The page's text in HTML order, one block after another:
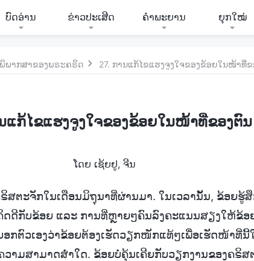
ບົດອ່ານ ຂ່າວປະເສີດ ຄຳພະຍານ ຍຸກໃໝ່
ພາກສາຂອງພຣະຄຣິດ 27. ການແກ້ໄຂແຮງຈູງໃຈຂອງຂ້ອຍໃນໜ້າທີ່
ແກ້ໄຂແຮງຈູງໃຈຂອງຂ້ອຍໃນໜ້າທີ່ຂອງຕົນ
ໂດຍ ເຊ້ຍຢູ, ຈີນ
ສຕະຈັກໃນເດືອນມິຖຸນາທີ່ຜ່ານມາ. ໃນເວລານັ້ນ, ຂ້ອຍຮູ້
ດດີກັບຂ້ອຍ ແລະ ການທີ່ຫຼາຍໆຄົນລົງຄະແນນສຽງໃຫ້ຂ້
ກຕົວເອງວ່າຂ້ອຍຕ້ອງເຮັດວຽກໜັກແທ້ໆເພື່ອເຮັດໜ້າທີ່ນີ້
ວາມສາມາດສ່ຳໃດ. ຂ້ອຍບໍ່ຄຸ້ນເຄີຍກັບວຽກງານຂອງຄຣິສ